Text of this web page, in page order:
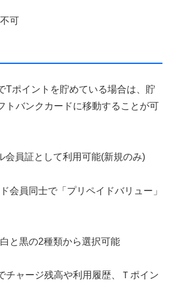
可
Tポイントを貯めている場合は、貯
トバンクカードに移動することが可
会員証として利用可能(新規のみ)
会員同士で「プリペイドバリュー」
と黒の2種類から選択可能
チャージ残高や利用履歴、Ｔポイン